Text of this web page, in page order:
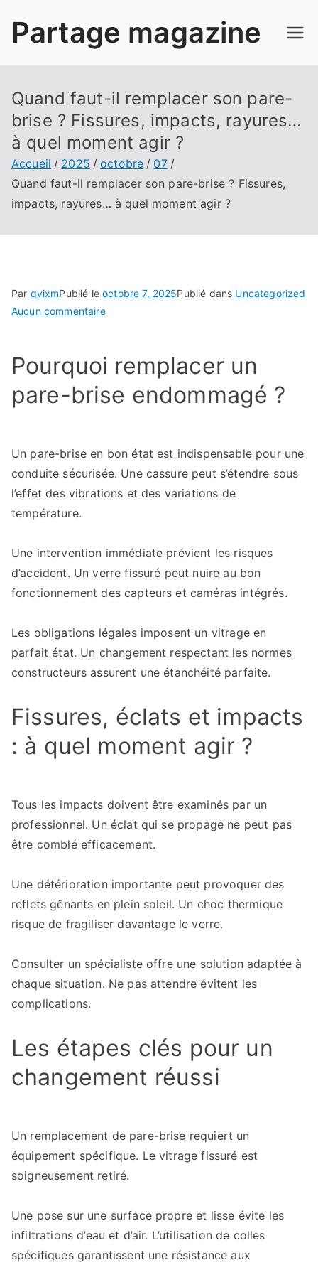
Partage magazine
Quand faut-il remplacer son pare-
brise ? Fissures, impacts, rayures…
à quel moment agir ?
Accueil 2025 octobre
07
Quand faut-il remplacer son pare-brise ? Fissures,
impacts, rayures… à quel moment agir ?
Par qvixmPublié leoctobre 7, 2025Publié dans Uncategorized
Aucun commentairesur
il
son
?
Fissures,
impacts,
moment
agir
?
Pourquoi remplacer un
pare-brise endommagé ?
Un pare-brise en bon état est indispensable pour une
conduite sécurisée. Une cassure peut s’étendre sous
l’effet des vibrations et des variations de
température.
Une intervention immédiate prévient les risques
d’accident. Un verre fissuré peut nuire au bon
fonctionnement des capteurs et caméras intégrés.
Les obligations légales imposent un vitrage en
parfait état. Un changement respectant les normes
constructeurs assurent une étanchéité parfaite.
Fissures, éclats et impacts
: à quel moment agir ?
Tous les impacts doivent être examinés par un
professionnel. Un éclat qui se propage ne peut pas
être comblé efficacement.
Une détérioration importante peut provoquer des
reflets gênants en plein soleil. Un choc thermique
risque de fragiliser davantage le verre.
Consulter un spécialiste offre une solution adaptée à
chaque situation. Ne pas attendre évitent les
complications.
Les étapes clés pour un
changement réussi
Un remplacement de pare-brise requiert un
équipement spécifique. Le vitrage fissuré est
soigneusement retiré.
Une pose sur une surface propre et lisse évite les
infiltrations d’eau et d’air. L’utilisation de colles
spécifiques garantissent une résistance aux